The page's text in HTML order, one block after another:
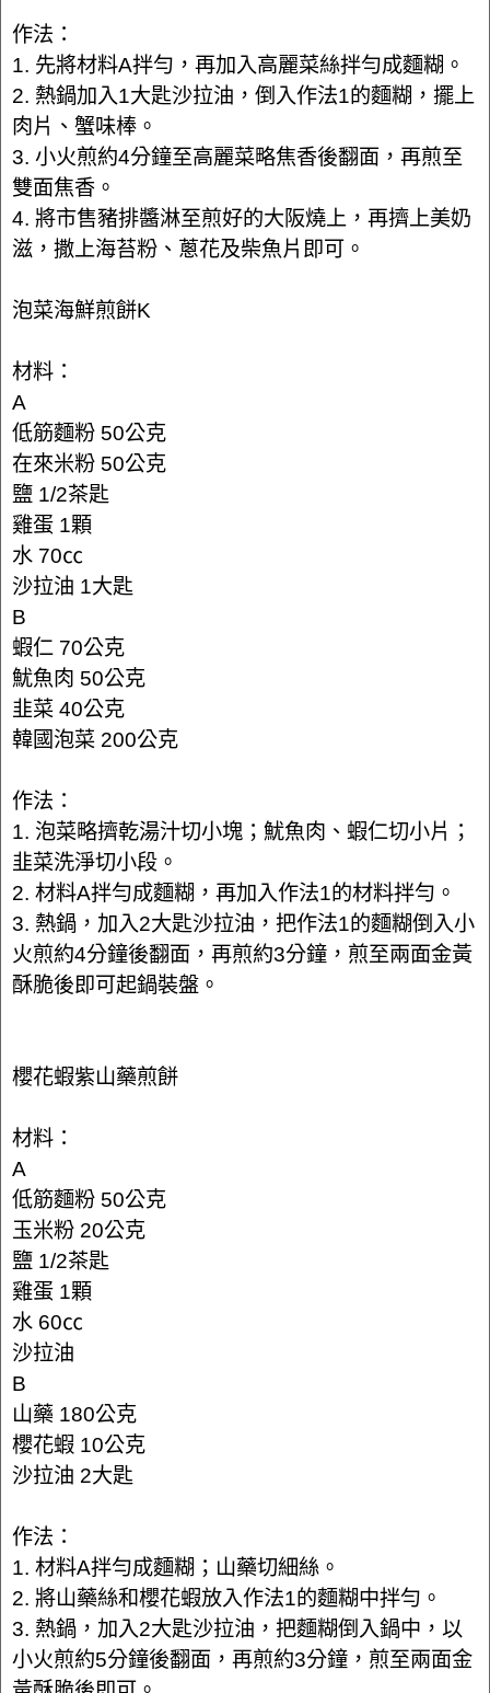
作法：
1. 先將材料A拌勻，再加入高麗菜絲拌勻成麵糊。
2. 熱鍋加入1大匙沙拉油，倒入作法1的麵糊，擺上
肉片、蟹味棒。
3. 小火煎約4分鐘至高麗菜略焦香後翻面，再煎至
雙面焦香。
4. 將市售豬排醬淋至煎好的大阪燒上，再擠上美奶
滋，撒上海苔粉、蔥花及柴魚片即可。
泡菜海鮮煎餅K
材料：
A
低筋麵粉 50公克
在來米粉 50公克
鹽 1/2茶匙
雞蛋 1顆
水 70㏄
沙拉油 1大匙
B
蝦仁 70公克
魷魚肉 50公克
韭菜 40公克
韓國泡菜 200公克
作法：
1. 泡菜略擠乾湯汁切小塊；魷魚肉、蝦仁切小片；
韭菜洗淨切小段。
2. 材料A拌勻成麵糊，再加入作法1的材料拌勻。
3. 熱鍋，加入2大匙沙拉油，把作法1的麵糊倒入小
火煎約4分鐘後翻面，再煎約3分鐘，煎至兩面金黃
酥脆後即可起鍋裝盤。
櫻花蝦紫山藥煎餅
材料：
A
低筋麵粉 50公克
玉米粉 20公克
鹽 1/2茶匙
雞蛋 1顆
水 60㏄
沙拉油
B
山藥 180公克
櫻花蝦 10公克
沙拉油 2大匙
作法：
1. 材料A拌勻成麵糊；山藥切細絲。
2. 將山藥絲和櫻花蝦放入作法1的麵糊中拌勻。
3. 熱鍋，加入2大匙沙拉油，把麵糊倒入鍋中，以
小火煎約5分鐘後翻面，再煎約3分鐘，煎至兩面金